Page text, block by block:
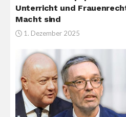
Unterricht und
Macht sind
1. Dezember 2025